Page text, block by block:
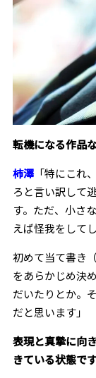
――転機になる作
柿澤「特にこれ
ろと言い訳して
す。ただ、小さ
えば怪我をして
初めて当て書き
をあらかじめ決
だいたりとか。
だと思います」
――表現と真摯に
きている状態で